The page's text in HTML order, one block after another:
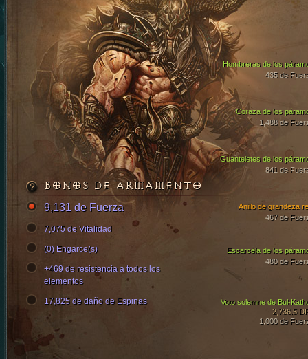
Coraza de los
1,488 de
Guanteletes de los
841 de
Hombreras de los
435 de
Escarcela de los
480 de
Voto solemne de Bul-
2,736.5
1,000 de
Anillo de grandeza
467 de
BONOS DE ARMAMENTO
9,131 de Fuerza
7,075 de Vitalidad
(0) Engarce(s)
+469 de resistencia a todos los
elementos
17,825 de daño de Espinas